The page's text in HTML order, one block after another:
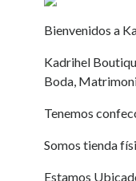
Bienvenidos a
Kadrihel
Boda,
Tenemos
Somos tienda
Estamos